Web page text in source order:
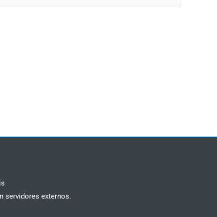
servidores externos.